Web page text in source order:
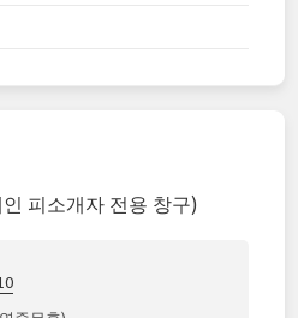
피소개자 전용 창구)